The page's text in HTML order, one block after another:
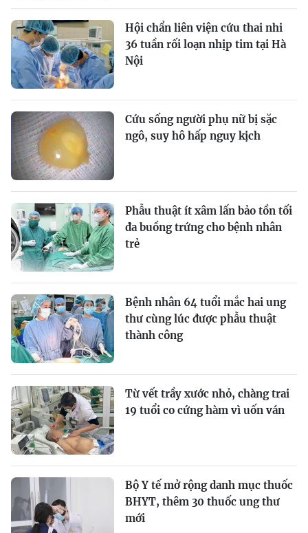
Hội chẩn liên viện cứu thai nhi
36 tuần rối loạn nhịp tim tại Hà
Nội
Cứu sống người phụ nữ bị sặc
ngô, suy hô hấp nguy kịch
Phẫu thuật ít xâm lấn bảo tồn tối
đa buồng trứng cho bệnh nhân
trẻ
Bệnh nhân 64 tuổi mắc hai ung
thư cùng lúc được phẫu thuật
thành công
Từ vết trầy xước nhỏ, chàng trai
19 tuổi co cứng hàm vì uốn ván
Bộ Y tế mở rộng danh mục thuốc
BHYT, thêm 30 thuốc ung thư
mới